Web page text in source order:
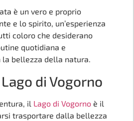
è un vero e proprio
e lo spirito, un’esperienza
coloro che desiderano
quotidiana e
bellezza della natura.
di Vogorno
il Lago di Vogorno è il
trasportare dalla bellezza